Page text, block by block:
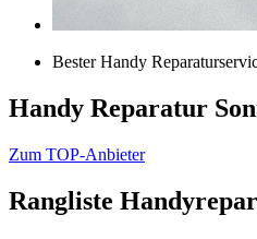
Bester Handy
Handy Reparatur
Zum TOP-Anbieter
Rangliste